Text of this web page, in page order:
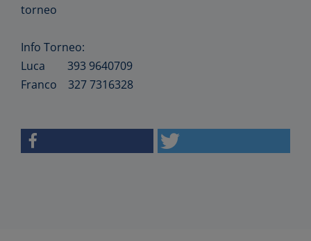
torneo
Info Torneo:
Luca 393 9640709
Franco 327 7316328